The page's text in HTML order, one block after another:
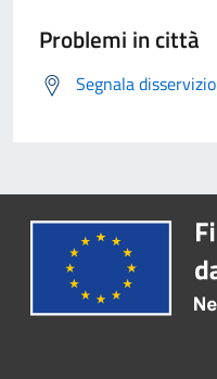
Problemi in città
Segnala disservizio